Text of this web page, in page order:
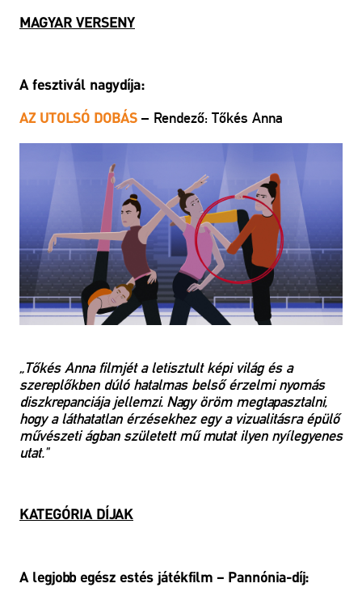
MAGYAR VERSENY
A fesztivál nagydíja:
AZ UTOLSÓ DOBÁS – Rendező: Tőkés Anna
„Tőkés Anna filmjét a letisztult képi világ és a
szereplőkben dúló hatalmas belső érzelmi nyomás
diszkrepanciája jellemzi. Nagy öröm megtapasztalni,
hogy a láthatatlan érzésekhez egy a vizualitásra épülő
művészeti ágban született mű mutat ilyen nyílegyenes
utat."
KATEGÓRIA DÍJAK
A legjobb egész estés játékfilm – Pannónia-díj: